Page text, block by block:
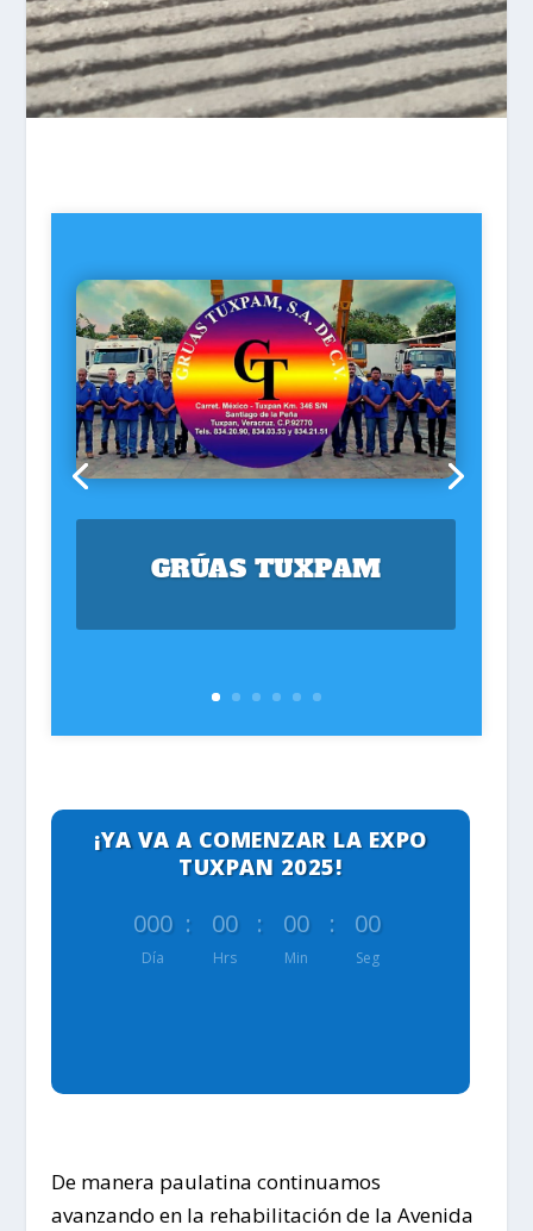
GRÚAS TUXPAM
¡YA VA A COMENZAR LA EXPO
TUXPAN 2025!
000
Día
: 00
Hrs
: 00
Min
: 00
Seg
De manera paulatina continuamos
avanzando en la rehabilitación de la Avenida